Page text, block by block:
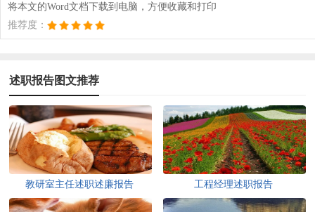
将本文的Word文档下载到电脑，方便收藏和打印
推荐度：
述职报告图文推荐
教研室主任述职述廉报告 工程经理述职报告